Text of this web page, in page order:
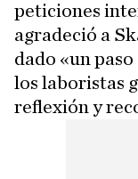
peticiones
agradeció a
dado «un
los laboristas
reflexión y